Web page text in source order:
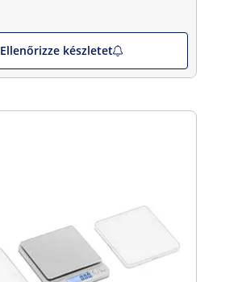
Ellenőrizze készletet